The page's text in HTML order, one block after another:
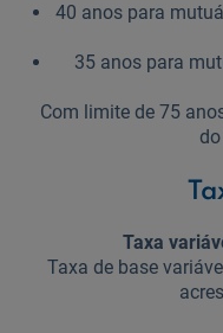
40 anos para
35 anos para
Com limite de 75
Taxa
Taxa de base